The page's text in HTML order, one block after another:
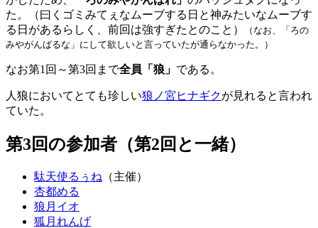
た。（曰くゴミみてぇなムーブする日と神みたいなムーブす
る日があるらしく、前回は強すぎたとのこと）
（なお、「ろの
みやがんばるな」にして欲しいと言っていたが通らなかった。）
なお第1回～第3回まで全員「狼」 である。
人狼においてとても珍しい狼ノ宮ヒナギクが見れると言われ
ていた。
第3回の参加者（第2回と一緒）
駄天使るぅね （主催）
杏都める
狼月イオ
狐月れんげ